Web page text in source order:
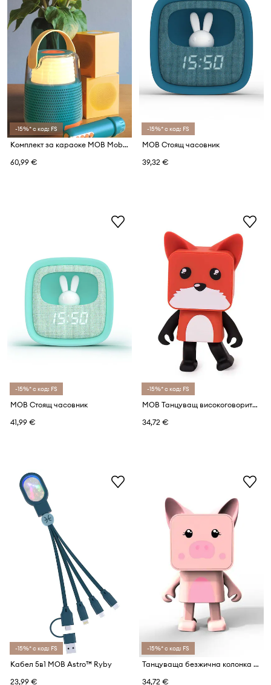
-15%* с код: FS
Комплект за караоке MOB Mobility On Board
60,99 €
-15%* с код: FS
MOB Стоящ часовник
39,32 €
-15%* с код: FS
MOB Стоящ часовник
41,99 €
-15%* с код: FS
MOB Танцуващ високоговорител
34,72 €
-15%* с код: FS
Кабел 5в1 MOB Astro™ Ryby
23,99 €
-15%* с код: FS
Танцуваща безжична колонка MOB
34,72 €